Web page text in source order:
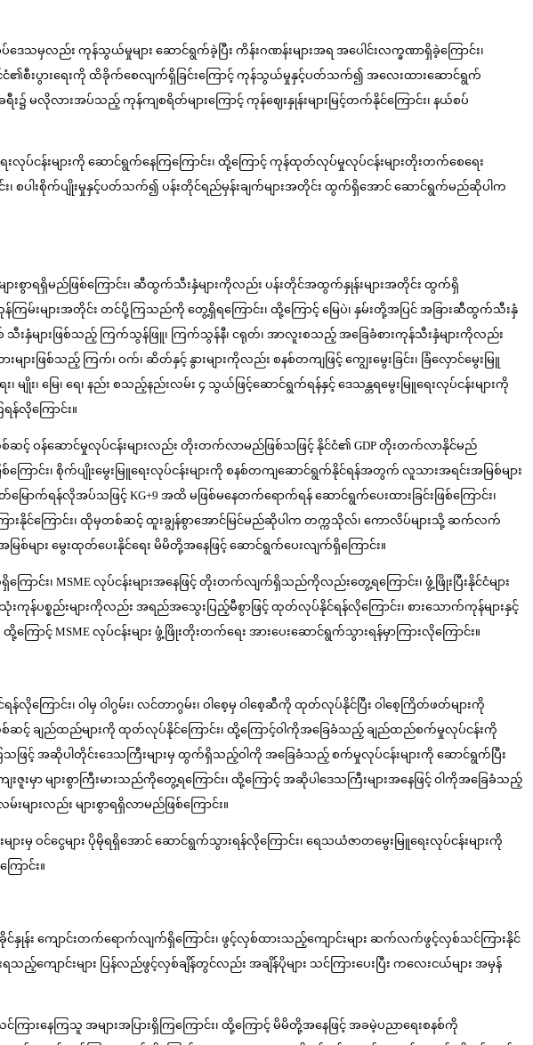
သမှလည်း ကုန်သွယ်မှုများ ဆောင်ရွက်ခဲ့ပြီး ကိန်းဂဏန်းများအရ အပေါင်းလက္ခဏာရှိခဲ့ကြောင်း၊
င်ငံ၏စီးပွားရေးကို ထိခိုက်စေလျက်ရှိခြင်းကြောင့် ကုန်သွယ်မှုနှင့်ပတ်သက်၍ အလေးထားဆောင်ရွက်
လိုလားအပ်သည့် ကုန်ကျစရိတ်များကြောင့် ကုန်ဈေးနှုန်းများမြင့်တက်နိုင်ကြောင်း၊ နယ်စပ်
လုပ်ငန်းများကို ဆောင်ရွက်နေကြကြောင်း၊ ထို့ကြောင့် ကုန်ထုတ်လုပ်မှုလုပ်ငန်းများတိုးတက်စေရေး
ာင်း၊ စပါးစိုက်ပျိုးမှုနှင့်ပတ်သက်၍ ပန်းတိုင်ရည်မှန်းချက်များအတိုင်း ထွက်ရှိအောင် ဆောင်ရွက်မည်ဆိုပါက
းစွာရရှိမည်ဖြစ်ကြောင်း၊ ဆီထွက်သီးနှံများကိုလည်း ပန်းတိုင်အထွက်နှုန်းများအတိုင်း ထွက်ရှိ
းများအတိုင်း တင်ပို့ကြသည်ကို တွေ့ရှိရကြောင်း၊ ထို့ကြောင့် မြေပဲ၊ နှမ်းတို့အပြင် အခြားဆီထွက်သီးနှံ
းနှံများဖြစ်သည့် ကြက်သွန်ဖြူ၊ ကြက်သွန်နီ၊ ငရုတ်၊ အာလူးစသည့် အခြေခံစားကုန်သီးနှံများကိုလည်း
ြစ်သည့် ကြက်၊ ဝက်၊ ဆိတ်နှင့် နွားများကိုလည်း စနစ်တကျဖြင့် ကျွေးမွေးခြင်း၊ ခြံလှောင်မွေးမြူ
မြေ၊ ရေ၊ နည်း စသည့်နည်းလမ်း ၄ သွယ်ဖြင့်ဆောင်ရွက်ရန်နှင့် ဒေသန္တရမွေးမြူရေးလုပ်ငန်းများကို
လိုကြောင်း။
ဆင့် ဝန်ဆောင်မှုလုပ်ငန်းများလည်း တိုးတက်လာမည်ဖြစ်သဖြင့် နိုင်ငံ၏ GDP တိုးတက်လာနိုင်မည်
ြောင်း၊ စိုက်ပျိုးမွေးမြူရေးလုပ်ငန်းများကို စနစ်တကျဆောင်ရွက်နိုင်ရန်အတွက် လူသားအရင်းအမြစ်များ
ရန်လိုအပ်သဖြင့် KG+9 အထိ မဖြစ်မနေတက်ရောက်ရန် ဆောင်ရွက်ပေးထားခြင်းဖြစ်ကြောင်း၊
ားနိုင်ကြောင်း၊ ထိုမှတစ်ဆင့် ထူးချွန်စွာအောင်မြင်မည်ဆိုပါက တက္ကသိုလ်၊ ကောလိပ်များသို့ ဆက်လက်
ျား မွေးထုတ်ပေးနိုင်ရေး မိမိတို့အနေဖြင့် ဆောင်ရွက်ပေးလျက်ရှိကြောင်း။
ာင်း၊ MSME လုပ်ငန်းများအနေဖြင့် တိုးတက်လျက်ရှိသည်ကိုလည်းတွေ့ရကြောင်း၊ ဖွံ့ဖြိုးပြီးနိုင်ငံများ
းကုန်ပစ္စည်းများကိုလည်း အရည်အသွေးပြည့်မီစွာဖြင့် ထုတ်လုပ်နိုင်ရန်လိုကြောင်း၊ စားသောက်ကုန်များနှင့်
ာင့် MSME လုပ်ငန်းများ ဖွံ့ဖြိုးတိုးတက်ရေး အားပေးဆောင်ရွက်သွားရန်မှာကြားလိုကြောင်း။
ာင်း၊ ဝါမှ ဝါဂွမ်း၊ လင်တာဂွမ်း၊ ဝါစေ့မှ ဝါစေ့ဆီကို ထုတ်လုပ်နိုင်ပြီး ဝါစေ့ကြိတ်ဖတ်များကို
တစ်ဆင့် ချည်ထည်များကို ထုတ်လုပ်နိုင်ကြောင်း၊ ထို့ကြောင့်ဝါကိုအခြေခံသည့် ချည်ထည်စက်မှုလုပ်ငန်းကို
ဖြင့် အဆိုပါတိုင်းဒေသကြီးများမှ ထွက်ရှိသည့်ဝါကို အခြေခံသည့် စက်မှုလုပ်ငန်းများကို ဆောင်ရွက်ပြီး
ာ များစွာကြီးမားသည်ကိုတွေ့ရကြောင်း၊ ထို့ကြောင့် အဆိုပါဒေသကြီးများအနေဖြင့် ဝါကိုအခြေခံသည့်
ားလည်း များစွာရရှိလာမည်ဖြစ်ကြောင်း။
မှ ဝင်ငွေများ ပိုမိုရရှိအောင် ဆောင်ရွက်သွားရန်လိုကြောင်း၊ ရေသယံဇာတမွေးမြူရေးလုပ်ငန်းများကို
ောင်း။
ခိုင်နှုန်း ကျောင်းတက်ရောက်လျက်ရှိကြောင်း၊ ဖွင့်လှစ်ထားသည့်ကျောင်းများ ဆက်လက်ဖွင့်လှစ်သင်ကြားနိုင်
ျောင်းများ ပြန်လည်ဖွင့်လှစ်ချိန်တွင်လည်း အချိန်ပိုများ သင်ကြားပေးပြီး ကလေးငယ်များ အမှန်
ြားနေကြသူ အများအပြားရှိကြကြောင်း၊ ထို့ကြောင့် မိမိတို့အနေဖြင့် အခမဲ့ပညာရေးစနစ်ကို